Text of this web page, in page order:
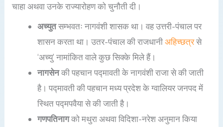
चाहा अथवा उनके राज्यारोहण को चुनौती दी।
अच्युतसम्भवतः नागवंशी शासक था। वह उत्तरी-पंचाल पर
शासन करता था। उतर-पंचाल की राजधानीअहिच्छत्रसे
‘अच्यु’ नामांकित वाले कुछ सिक्के मिले हैं।
नागसेनकी पहचान पद्मावती के नागवंशी राजा से की जाती
है। पद्मावती की पहचान मध्य प्रदेश के ग्वालियर जनपद में
स्थित पद्मपवैया से की जाती है।
गणपतिनागको मथुरा अथवा विदिशा-नरेश अनुमान किया